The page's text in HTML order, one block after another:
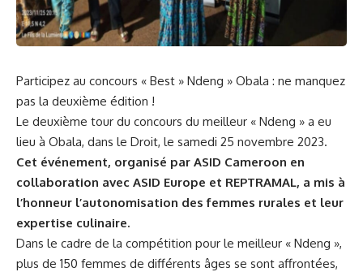
Participez au concours « Best » Ndeng » Obala : ne manquez
pas ‍la deuxième édition !
Le deuxième tour du concours du meilleur « Ndeng » a eu
lieu⁣ à Obala, dans le Droit, le samedi 25 novembre 2023.
Cet événement, organisé par ASID Cameroon en
collaboration⁤ avec ASID Europe et REPTRAMAL, a⁢ mis⁣ à
l’honneur l’autonomisation desfemmes rurales et leur
expertise culinaire.
Dans le⁣ cadre de la compétition pour​ le meilleur « Ndeng »,
plus de 150 femmes ‌de différents âges se sont affrontées,